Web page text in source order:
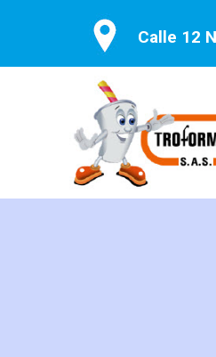
Calle 12